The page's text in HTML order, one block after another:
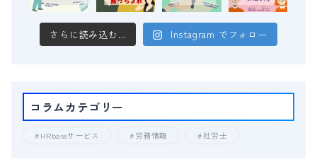
さらに読み込む... Instagram でフォロー
コラムカテゴリー
HRbaseサービス 労務情報 社労士